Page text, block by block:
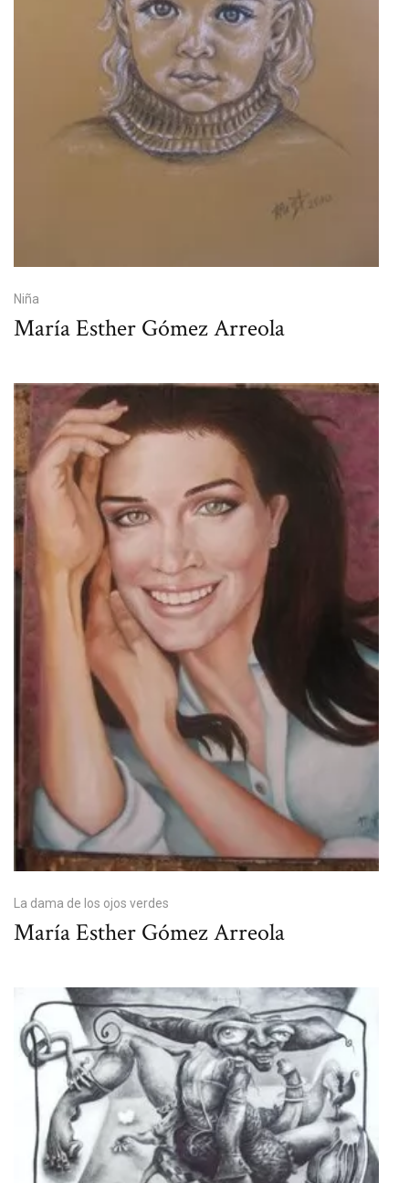
Niña
María Esther Gómez Arreola
La dama de los ojos verdes
María Esther Gómez Arreola